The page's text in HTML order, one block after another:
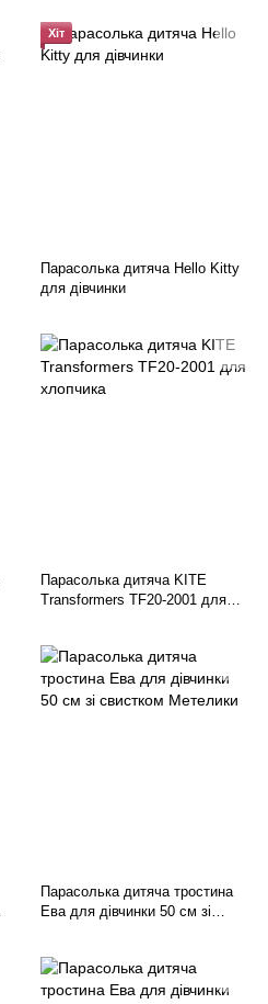
Хіт
Парасолька дитяча Hello Kitty
для дівчинки
Парасолька дитяча KITE
Transformers TF20-2001 для
Парасолька дитяча тростина
Ева для дівчинки 50 см зі